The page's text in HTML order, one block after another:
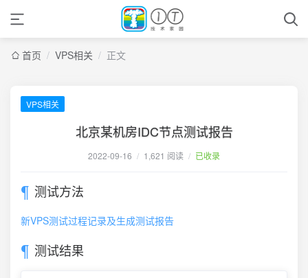
首页 / VPS相关 / 正文
VPS相关
北京某机房IDC节点测试报告
2022-09-16 / 1,621 阅读 / 已收录
测试方法
新VPS测试过程记录及生成测试报告
测试结果